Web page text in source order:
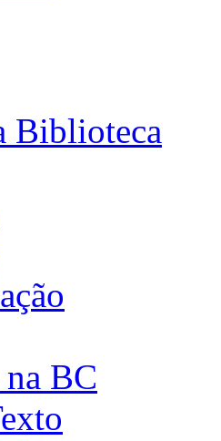
Biblioteca
BC